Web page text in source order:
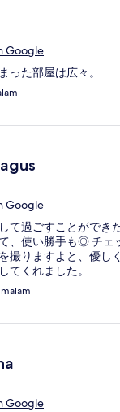
Google
った部屋は広々。
Google
て過ごすことができ
、使い勝手も◎ チェ
撮りますよと、優し
てくれました。
Google